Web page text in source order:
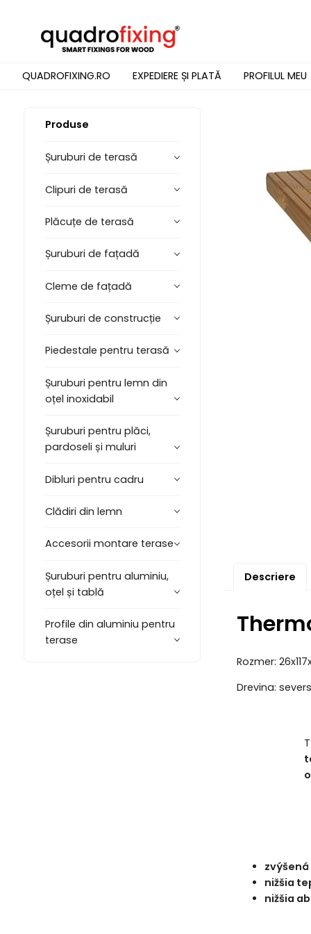
QUADROFIXING.RO EXPEDIERE ȘI PLATĂ PROFILUL MEU
Produse
Șuruburi de terasă
Clipuri de terasă
Plăcuțe de terasă
Șuruburi de fațadă
Cleme de fațadă
Șuruburi de construcție
Piedestale pentru terasă
Șuruburi pentru lemn din
oțel inoxidabil
Șuruburi pentru plăci,
pardoseli și muluri
Dibluri pentru cadru
Clădiri din lemn
Accesorii montare terase
Șuruburi pentru aluminiu,
oțel și tablă
Profile din aluminiu pentru
terase
Descriere
Rozmer:
Drevina:
T
nižšia
nižšia